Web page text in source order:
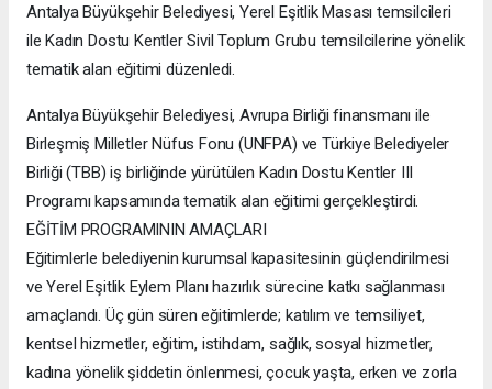
Antalya Büyükşehir Belediyesi, Yerel Eşitlik Masası temsilcileri
ile Kadın Dostu Kentler Sivil Toplum Grubu temsilcilerine yönelik
tematik alan eğitimi düzenledi.
Antalya Büyükşehir Belediyesi, Avrupa Birliği finansmanı ile
Birleşmiş Milletler Nüfus Fonu (UNFPA) ve Türkiye Belediyeler
Birliği (TBB) iş birliğinde yürütülen Kadın Dostu Kentler III
Programı kapsamında tematik alan eğitimi gerçekleştirdi.
EĞİTİM PROGRAMININ AMAÇLARI
Eğitimlerle belediyenin kurumsal kapasitesinin güçlendirilmesi
ve Yerel Eşitlik Eylem Planı hazırlık sürecine katkı sağlanması
amaçlandı. Üç gün süren eğitimlerde; katılım ve temsiliyet,
kentsel hizmetler, eğitim, istihdam, sağlık, sosyal hizmetler,
kadına yönelik şiddetin önlenmesi, çocuk yaşta, erken ve zorla